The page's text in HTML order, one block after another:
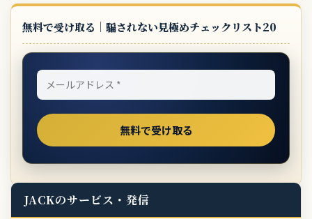
無料で受け取る｜騙されない見極めチェックリスト20
JACKのサービス・発信